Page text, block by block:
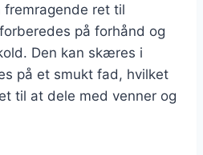
fremragende ret til
på forhånd og
Den kan skæres i
på et smukt fad, hvilket
til at dele med venner og